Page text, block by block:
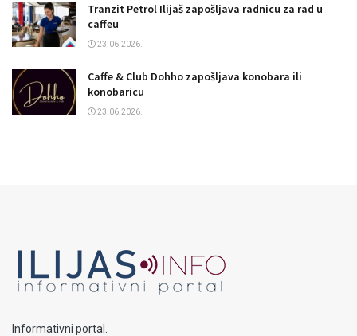
Tranzit Petrol Ilijaš zapošljava radnicu za rad u
caffeu
23.06.2026.
Caffe & Club Dohho zapošljava konobara ili
konobaricu
23.06.2026.
Informativni portal.